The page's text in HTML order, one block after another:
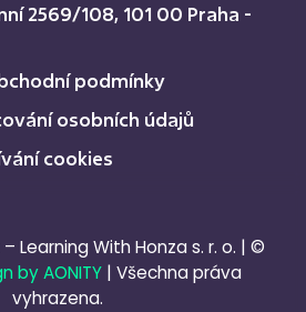
2569/108, 101 00 Praha -
podmínky
osobních údajů
cookies
Learning With Honza s. r. o. | ©
by AONITY | Všechna práva
vyhrazena.